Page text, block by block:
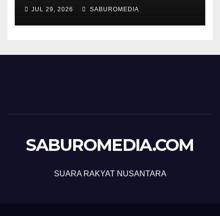
JUL 29, 2026 SABUROMEDIA
SABUROMEDIA.COM
SUARA RAKYAT NUSANTARA